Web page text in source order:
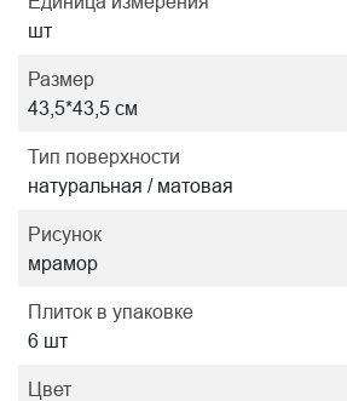
шт
Размер
43,5*43,5 см
Тип поверхности
натуральная / матовая
Рисунок
мрамор
Плиток в упаковке
6 шт
Цвет